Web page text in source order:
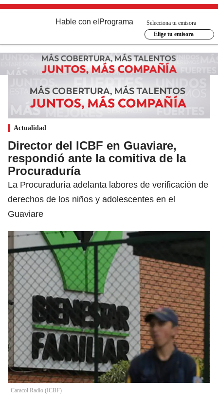
Hable con el Programa
Selecciona tu emisora
Elige tu emisora
Actualidad
Director del ICBF en Guaviare,
respondió ante la comitiva de la
Procuraduría
La Procuraduría adelanta labores de verificación de
derechos de los niños y adolescentes en el
Guaviare
Caracol Radio (ICBF)